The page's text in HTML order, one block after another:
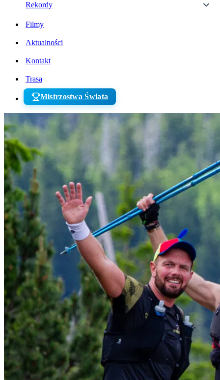
Rekordy
Filmy
Aktualności
Kontakt
Trasa
Mistrzostwa Świata